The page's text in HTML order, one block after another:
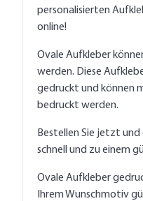
personalisierten
online!
Ovale Aufkleber
werden. Diese
gedruckt und können
bedruckt werden.
Bestellen Sie jetzt
schnell und zu einem
Ovale Aufkleber
Ihrem Wunschmotiv